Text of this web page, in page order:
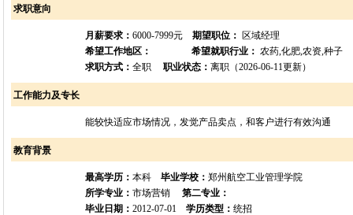
求职意向
月薪要求： 6000-7999元 期望职位：
区域经理
希望工作地区：
希望就职行业： 农药,化肥,农资,种子
求职方式： 全职 职业状态： 离职（2026-06-11更新）
工作能力及专长
能较快适应市场情况，发觉产品卖点，和客户进行有效沟通
教育背景
最高学历： 本科 毕业学校： 郑州航空工业管理学院
所学专业： 市场营销 第二专业：
毕业日期： 2012-07-01 学历类型： 统招